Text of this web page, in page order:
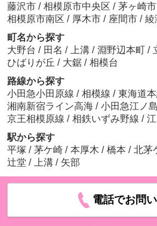
藤沢市 / 相模原市中央区 / 茅ヶ崎市
相模原市南区 / 厚木市 / 座間市 / 綾
町名から探す
大野台 / 田名 / 上溝 / 淵野辺本町 /
ひばりが丘 / 大鋸 / 相模台
路線から探す
小田急小田原線 / 相模線 / 東海道
湘南新宿ライン高海 / 小田急江ノ
京王相模原線 / 相鉄いずみ野線 /
駅から探す
平塚 / 茅ケ崎 / 本厚木 / 橋本 / 北茅
辻堂 / 上溝 / 矢部
電話でお問